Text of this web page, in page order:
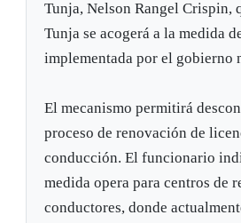
Tunja, Nelson Rangel Crispin,
Tunja se acogerá a la medida
implementada por el gobierno
El mecanismo permitirá
proceso de renovación de
conducción. El funcionario
medida opera para centros de
conductores, donde